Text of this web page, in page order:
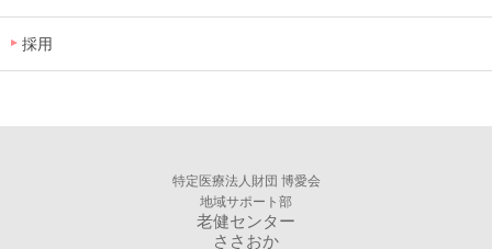
採用
特定医療法人財団 博愛会
地域サポート部
老健センター
ささおか